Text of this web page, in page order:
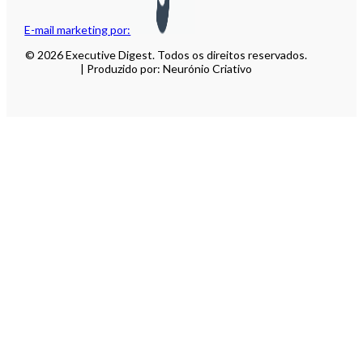
E-mail marketing por:
© 2026 Executive Digest. Todos os direitos reservados.
| Produzido por: Neurónio Criativo